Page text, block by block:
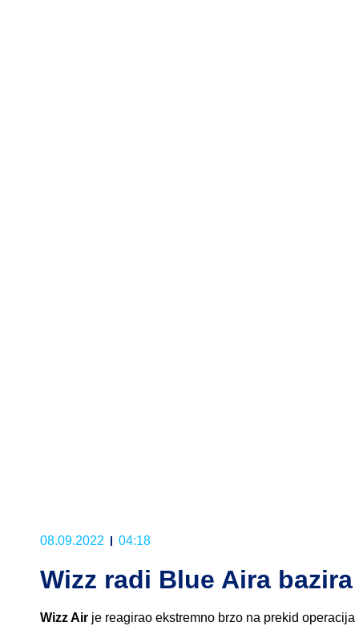
08.09.2022 04:18
Wizz radi Blue Aira
Wizz Air je reagirao ekstremno brzo na prekid